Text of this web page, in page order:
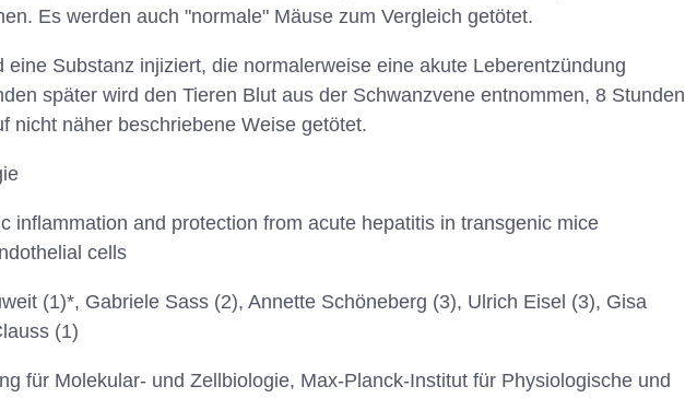
Es werden auch "normale" Mäuse zum Vergleich getötet.
eine Substanz injiziert, die normalerweise eine akute Leberentzündung
später wird den Tieren Blut aus der Schwanzvene entnommen, 8 Stunden
nicht näher beschriebene Weise getötet.
inflammation and protection from acute hepatitis in transgenic mice
cells
(1)*, Gabriele Sass (2), Annette Schöneberg (3), Ulrich Eisel (3), Gisa
(1)
für Molekular- und Zellbiologie, Max-Planck-Institut für Physiologische und